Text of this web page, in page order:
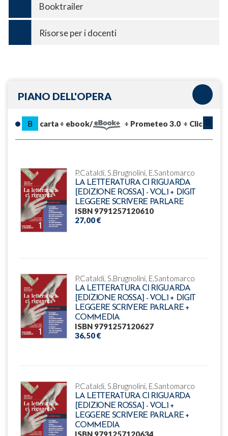
Booktrailer
Risorse per i docenti
PIANO DELL'OPERA
B carta ebook/ Prometeo 3.0 Clic
P.Cataldi, S.Brugnolini, E.Santomarco
LA LETTERATURA CI RIGUARDA
[EDIZIONE ROSSA] - VOL.1 + DIGIT
LEGGERE SCRIVERE PARLARE
ISBN 9791257120610
27,00 €
P.Cataldi, S.Brugnolini, E.Santomarco
LA LETTERATURA CI RIGUARDA
[EDIZIONE ROSSA] - VOL.1 + DIGIT
LEGGERE SCRIVERE PARLARE +
COMMEDIA
ISBN 9791257120627
36,50 €
P.Cataldi, S.Brugnolini, E.Santomarco
LA LETTERATURA CI RIGUARDA
[EDIZIONE ROSSA] - VOL.1 +
LEGGERE SCRIVERE PARLARE +
COMMEDIA
ISBN 9791257120634